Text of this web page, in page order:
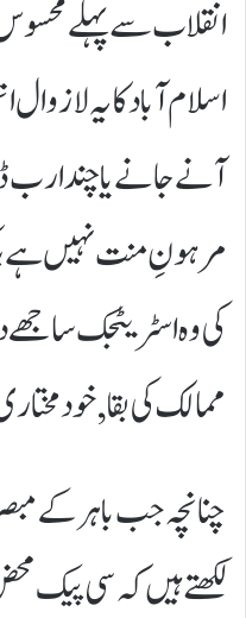
انقلاب سے پہلے محسوس
اسلام آباد کا یہ
آنے جانے یا چند ارب
مرہونِ منت نہیں ہے
کی وہ اسٹریٹجک
ممالک کی بقا,
​چنانچہ جب باہر کے
لکھتے ہیں کہ سی پیک